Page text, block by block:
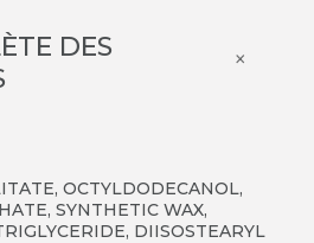
DES
×
OCTYLDODECANOL,
SYNTHETIC WAX,
DIISOSTEARYL